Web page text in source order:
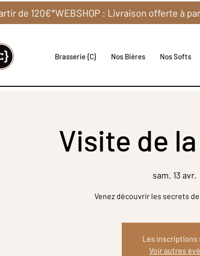
de 120€*
Brasserie {C} Nos Bières Nos Softs
Visite de
sam. 13 avr.
Venez découvrir les secrets
Les inscriptions
Voir autres